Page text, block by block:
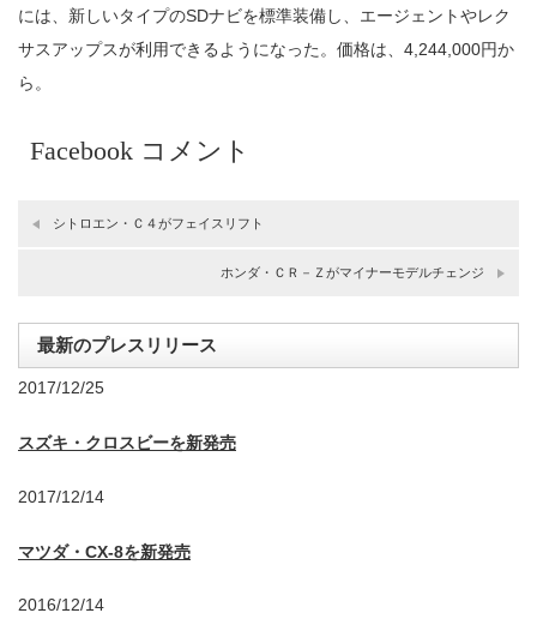
には、新しいタイプのSDナビを標準装備し、エージェントやレク
サスアップスが利用できるようになった。価格は、4,244,000円か
ら。
Facebook コメント
シトロエン・Ｃ４がフェイスリフト
ホンダ・ＣＲ－Ｚがマイナーモデルチェンジ
最新のプレスリリース
2017/12/25
スズキ・クロスビーを新発売
2017/12/14
マツダ・CX-8を新発売
2016/12/14